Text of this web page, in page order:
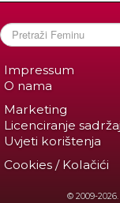
Impressum
O nama
Marketing
Licenciranje
Uvjeti korištenja
Cookies / Kolačići
© 2009-